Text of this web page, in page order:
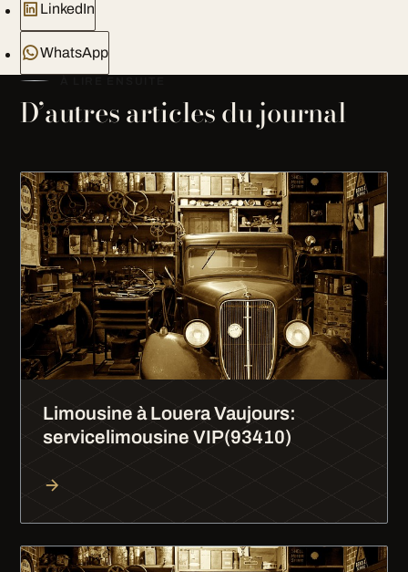
LinkedIn
WhatsApp
D’autres articles du journal
Limousine à Louera Vaujours:
servicelimousine VIP(93410)